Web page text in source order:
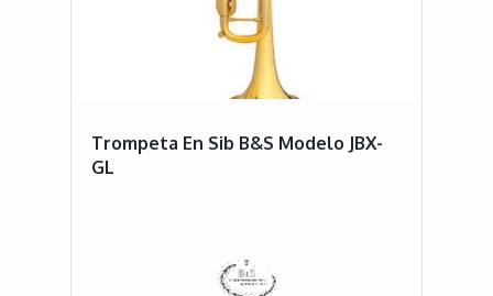
Trompeta En Sib B&S Modelo JBX-
GL